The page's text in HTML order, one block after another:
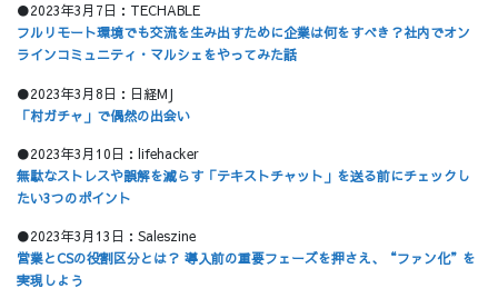
●2023年3月7日：TECHABLE
フルリモート環境でも交流を生み出すために企業は何をすべき？社内でオン
ラインコミュニティ・マルシェをやってみた話
●2023年3月8日：日経MJ
「村ガチャ」で偶然の出会い
●2023年3月10日：lifehacker
無駄なストレスや誤解を減らす「テキストチャット」を送る前にチェックし
たい3つのポイント
●2023年3月13日：Saleszine
営業とCSの役割区分とは？ 導入前の重要フェーズを押さえ、“ファン化”を
実現しよう